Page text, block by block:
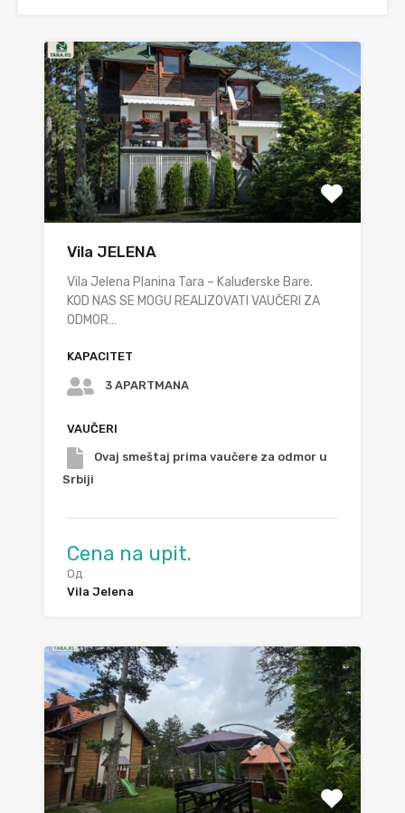
Vila JELENA
Vila Jelena Planina Tara – Kaluđerske Bare.
KOD NAS SE MOGU REALIZOVATI VAUČERI ZA
ODMOR…
KAPACITET
3 APARTMANA
VAUČERI
Ovaj smeštaj prima vaučere za odmor u
Srbiji
Cena na upit.
Од
Vila Jelena